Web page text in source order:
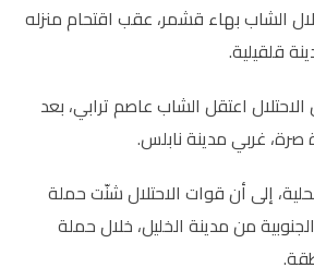
الشاب بهاء قشمر، عقب اقتحام منزله
قلقيلية.
اعتقل الشاب عاصم ترابي، بعد
غربي مدينة نابلس.
إلى أن قوات الاحتلال شنّت حملة
من مدينة الخليل، خلال حملة